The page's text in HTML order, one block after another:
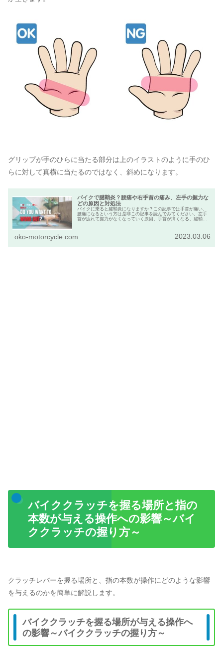
グリップが手のひらに当たる部分は上のイラストのように手のひ
らに対して真横に当たるのではなく、斜めになります。
バイクで腱鞘炎？腰痛や右手首の痛み、左手の握力な
どの原因と対処法
バイクに乗ると腱鞘炎になりますか？この記事では手首が痛い、
腰痛になるという方は是非この記事を読んでみてください。左手
首が疲れて握力がなくなっていく原因、手首が痛くなる、腱鞘炎
oko-motorcycle.com 2023.03.06
バイククラッチを握る場所と指の
本数が与える操作への影響～バイ
ククラッチの握り方～
クラッチレバーを握る場所と、指の本数が操作にどのような影響
を与えるのかを簡単に解説します。
バイククラッチを握る場所が与える操作へ
の影響～バイククラッチの握り方～